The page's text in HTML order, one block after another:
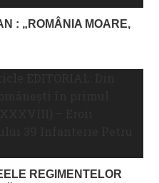
: „ROMÂNIA MOARE,
REGIMENTELOR